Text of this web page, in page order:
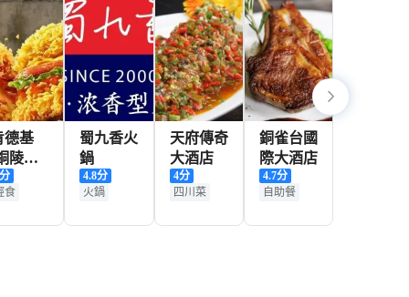
德基
陵義
購
)
分
食
蜀九香火
鍋
4.8分
火鍋
天府傳奇
大酒店
4分
四川菜
銅雀台國
際大酒店
4.7分
自助餐